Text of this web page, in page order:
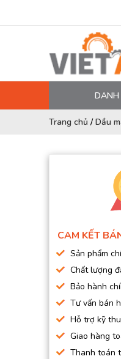
DANH
MÁY NÉN KHÍ
DẦU MÁY NÉN
DÂY HƠI, ỐNG
BƠM MÀNG KHÍ
BƠM HÚT
BƠM ĐỊNH
MOTOR, HỘP
MÁY TẠO KHÍ
Trang chủ /Dầu
CAM KẾT
Sản phẩm
Chất lượng
Bảo hành
Tư vấn bán
Hỗ trợ kỹ
Giao hàng
Thanh toán